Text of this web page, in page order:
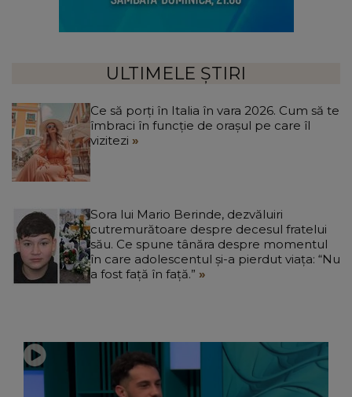
ULTIMELE ȘTIRI
Ce să porți în Italia în vara 2026. Cum să te
îmbraci în funcție de orașul pe care îl
vizitezi
Sora lui Mario Berinde, dezvăluiri
cutremurătoare despre decesul fratelui
său. Ce spune tânăra despre momentul
în care adolescentul și-a pierdut viața: “Nu
a fost față în față.”